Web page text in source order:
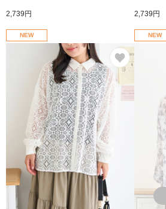
2,739円 2,739円
NEW
お気に入り
NEW